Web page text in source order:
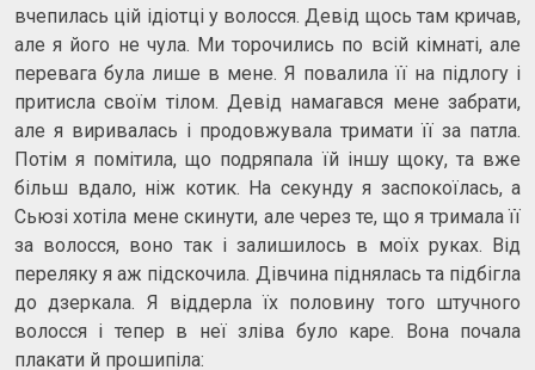
вчепилась цій ідіотці у волосся. Девід щось там кричав,
але я його не чула. Ми торочились по всій кімнаті, але
перевага була лише в мене. Я повалила її на підлогу і
притисла своїм тілом. Девід намагався мене забрати,
але я виривалась і продовжувала тримати її за патла.
Потім я помітила, що подряпала їй іншу щоку, та вже
більш вдало, ніж котик. На секунду я заспокоїлась, а
Сьюзі хотіла мене скинути, але через те, що я тримала її
за волосся, воно так і залишилось в моїх руках. Від
переляку я аж підскочила. Дівчина піднялась та підбігла
до дзеркала. Я віддерла їх половину того штучного
волосся і тепер в неї зліва було каре. Вона почала
плакати й прошипіла: